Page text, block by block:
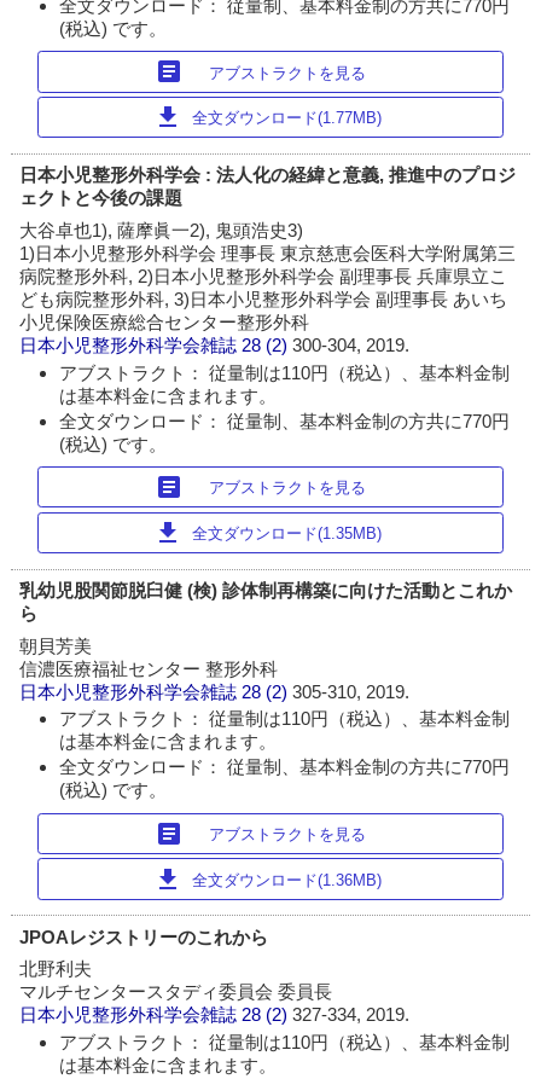
全文ダウンロード： 従量制、基本料金制の方共に770円
(税込) です。
article アブストラクトを見る
download 全文ダウンロード(1.77MB)
日本小児整形外科学会 : 法人化の経緯と意義, 推進中のプロジ
ェクトと今後の課題
大谷卓也1), 薩摩眞一2), 鬼頭浩史3)
1)日本小児整形外科学会 理事長 東京慈恵会医科大学附属第三
病院整形外科, 2)日本小児整形外科学会 副理事長 兵庫県立こ
ども病院整形外科, 3)日本小児整形外科学会 副理事長 あいち
小児保険医療総合センター整形外科
日本小児整形外科学会雑誌 28 (2)300-304, 2019.
アブストラクト： 従量制は110円（税込）、基本料金制
は基本料金に含まれます。
全文ダウンロード： 従量制、基本料金制の方共に770円
(税込) です。
article アブストラクトを見る
download 全文ダウンロード(1.35MB)
乳幼児股関節脱臼健 (検) 診体制再構築に向けた活動とこれか
ら
朝貝芳美
信濃医療福祉センター 整形外科
日本小児整形外科学会雑誌 28 (2)305-310, 2019.
アブストラクト： 従量制は110円（税込）、基本料金制
は基本料金に含まれます。
全文ダウンロード： 従量制、基本料金制の方共に770円
(税込) です。
article アブストラクトを見る
download 全文ダウンロード(1.36MB)
JPOAレジストリーのこれから
北野利夫
マルチセンタースタディ委員会 委員長
日本小児整形外科学会雑誌 28 (2)327-334, 2019.
アブストラクト： 従量制は110円（税込）、基本料金制
は基本料金に含まれます。